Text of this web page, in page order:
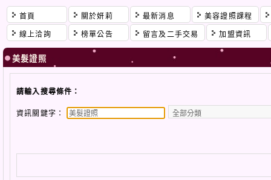
首頁 關於妍莉 最新消息 美容證照課程
線上洽詢 榜單公告 留言及二手交易 加盟資訊
美髮證照
請輸入搜尋條件：
資訊關鍵字：